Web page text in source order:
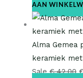
AAN
Alma Gemea
keramiek
Sale€42,00